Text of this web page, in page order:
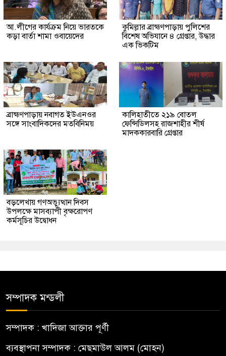
আ.লীগের কার্যক্রম নিয়ে ভারতকে
কড়া বার্তা শামা ওবায়েদের
কুমিল্লার ব্রাহ্মণপাড়ায় পুলিশের
বিশেষ অভিযানে ৪ গ্রেপ্তার, উদ্ধার
এক ভিকটিম
ব্রাহ্মণপাড়ায় নবাগত ইউএনওর
সঙ্গে সাংবাদিকদের মতবিনিময়
কালিহাতীতে ২১৯ বোতল
ফেন্সিডিলসহ রাজশাহীর শীর্ষ
মাদককারবারি গ্রেপ্তার
বড়লেখায় গণঅভ্যুত্থান দিবস
উপলক্ষে মাসব্যাপী বৃক্ষরোপণ
কর্মসূচির উদ্বোধন
সম্পাদক মন্ডলী
সম্পাদক : খাদিজা আক্তার পূর্ণী
ব্যবস্থাপনা সম্পাদক : মেছমাউল আলম (মোহন)